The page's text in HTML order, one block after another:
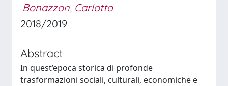
Bonazzon, Carlotta
2018/2019
Abstract
In quest’epoca storica di profonde
trasformazioni sociali, culturali, economiche e